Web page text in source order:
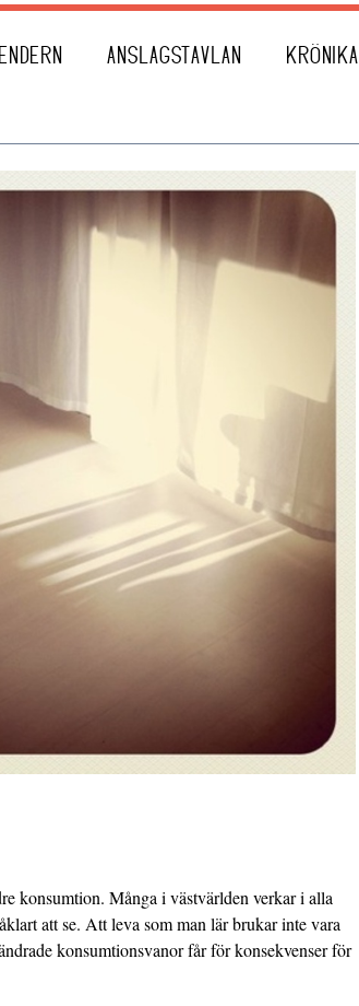
ANSLAGSTAVLAN KRÖNIKA
konsumtion. Många i västvärlden verkar i alla
att se. Att leva som man lär brukar inte vara
konsumtionsvanor får för konsekvenser för